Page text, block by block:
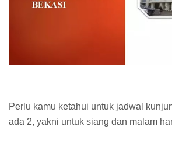
Perlu kamu ketahui untuk jadwal
ada 2, yakni untuk siang dan malam